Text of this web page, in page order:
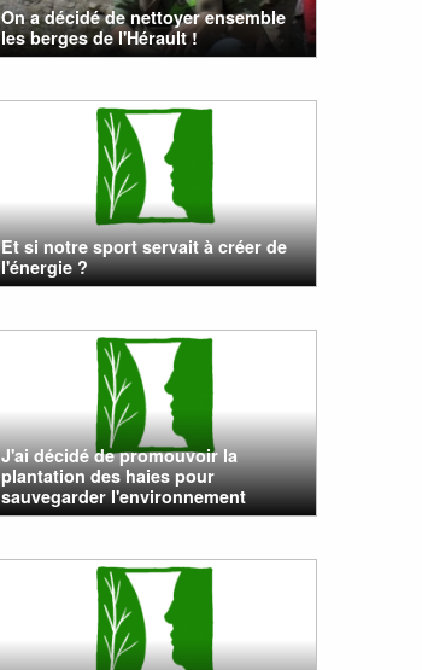
On a décidé de nettoyer ensemble
les berges de l'Hérault !
Et si notre sport servait à créer de
l'énergie ?
J'ai décidé de promouvoir la
plantation des haies pour
sauvegarder l'environnement